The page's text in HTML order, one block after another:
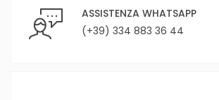
ASSISTENZA WHATSAPP
(+39) 334 883 36 44